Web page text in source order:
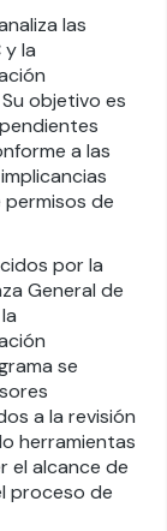
las
y la
objetivo es
a las
de
por la
General de
se
a la revisión
herramientas
el alcance de
proceso de